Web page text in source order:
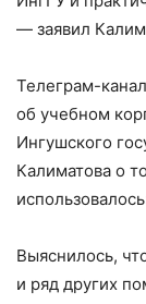
— заявил
Телеграм-
об учебном
Ингушского
Калиматова о
Выяснилось,
и ряд других